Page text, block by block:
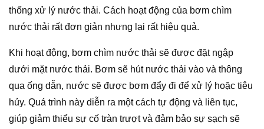
thống xử lý nước thải. Cách hoạt động của bơm chìm
nước thải rất đơn giản nhưng lại rất hiệu quả.
Khi hoạt động, bơm chìm nước thải sẽ được đặt ngập
dưới mặt nước thải. Bơm sẽ hút nước thải vào và thông
qua ống dẫn, nước sẽ được bơm đẩy đi để xử lý hoặc tiêu
hủy. Quá trình này diễn ra một cách tự động và liên tục,
giúp giảm thiểu sự cố tràn trượt và đảm bảo sự sạch sẽ